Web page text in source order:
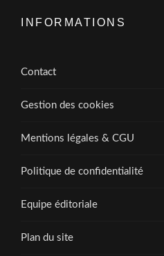
INFORMATIONS
Contact
Gestion des cookies
Mentions légales & CGU
Politique de confidentialité
Equipe éditoriale
Plan du site